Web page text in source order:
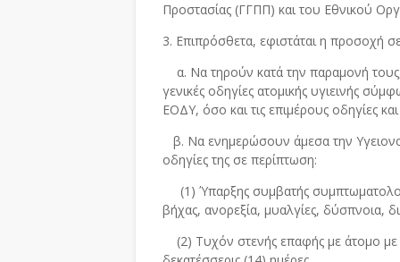
Προστασίας (ΓΓΠΠ) και του Εθνικού
3. Επιπρόσθετα, εφιστάται η προσοχή
α. Να τηρούν κατά την παραμονή
γενικές οδηγίες ατομικής υγιεινής
ΕΟΔΥ, όσο και τις επιμέρους οδηγίες
β. Να ενημερώσουν άμεσα την
οδηγίες της σε περίπτωση:
(1) Ύπαρξης συμβατής
βήχας, ανορεξία, μυαλγίες, δύσπνοια,
(2) Τυχόν στενής επαφής με άτομο με